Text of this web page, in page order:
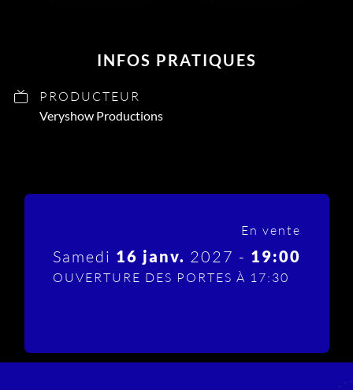
INFOS PRATIQUES
PRODUCTEUR
Veryshow Productions
En vente
Samedi 16 janv. 2027 - 19:00
OUVERTURE DES PORTES À 17:30